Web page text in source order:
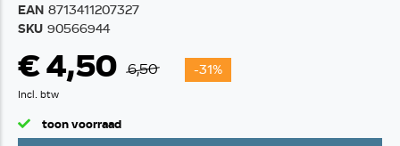
EAN 8713411207327
SKU 90566944
€ 4,50 6,50 -31%
Incl. btw
toon voorraad